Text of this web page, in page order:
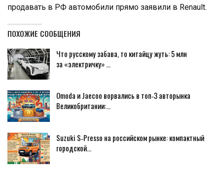
продавать в РФ автомобили прямо заявили в Renault.
ПОХОЖИЕ СООБЩЕНИЯ
Что русскому забава, то китайцу жуть: 5 млн
за «электричку» …
Omoda и Jaecoo ворвались в топ‑3 авторынка
Великобритании:…
Suzuki S‑Presso на российском рынке: компактный
городской…